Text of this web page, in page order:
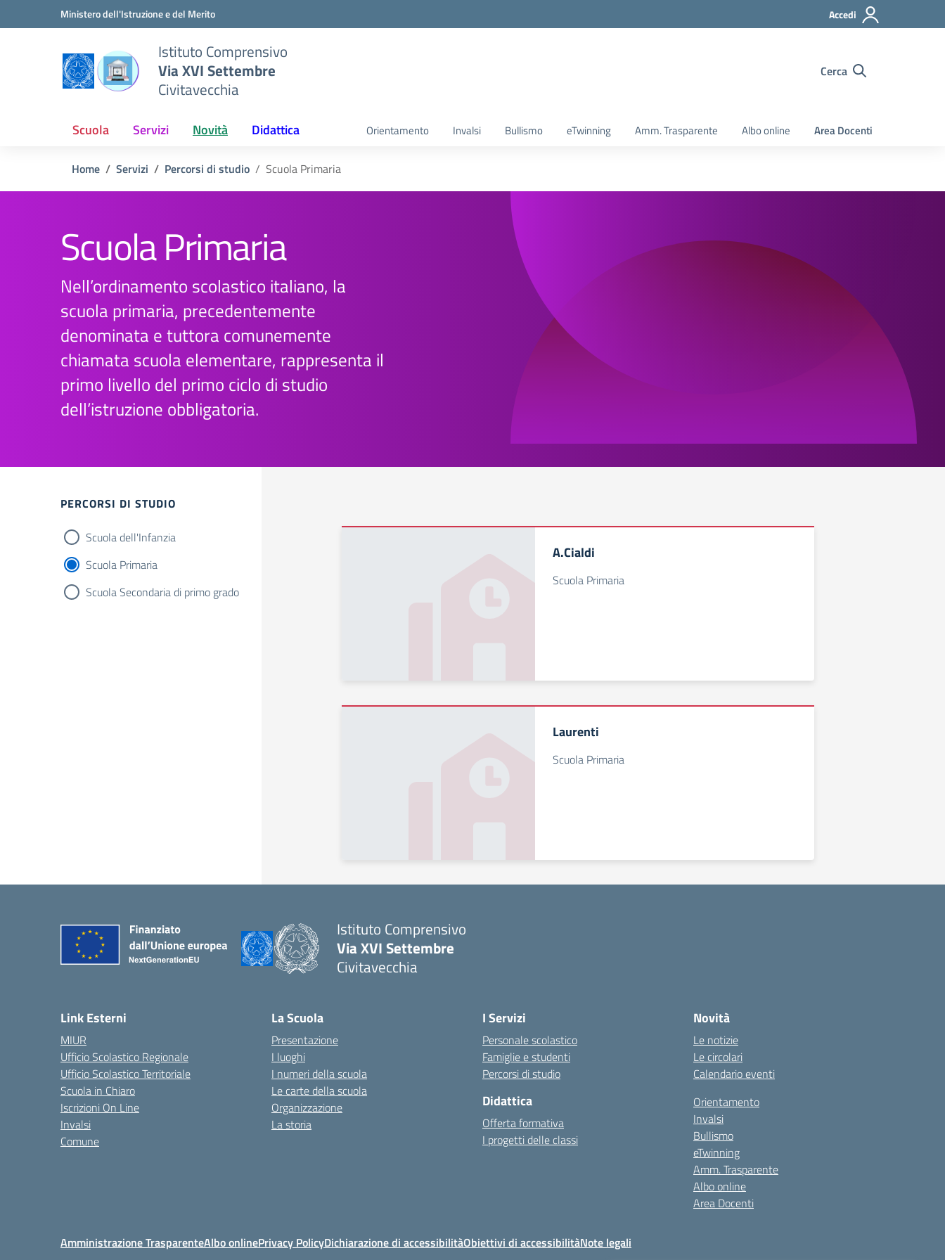
Vai ai contenuti
Vai al menu di navigazioneMinistero dell'Istruzione e del Merito Accedi
Istituto Comprensivo
Via XVI Settembre
Civitavecchia
Cerca
Scuola Servizi Novità Didattica Orientamento Invalsi Bullismo eTwinning Amm. Trasparente Albo online Area Docenti
Home Servizi Percorsi di studio Scuola Primaria
Scuola Primaria
Nell’ordinamento scolastico italiano, la
scuola primaria, precedentemente
denominata e tuttora comunemente
chiamata scuola elementare, rappresenta il
primo livello del primo ciclo di studio
dell’istruzione obbligatoria.
Filtri
PERCORSI DI STUDIO
Scuola dell'Infanzia
Scuola Primaria
Scuola Secondaria di primo grado
A.Cialdi
Scuola Primaria
Laurenti
Scuola Primaria
Istituto Comprensivo
Via XVI Settembre
Civitavecchia
Link Esterni
MIUR
Ufficio Scolastico Regionale
Ufficio Scolastico Territoriale
Scuola in Chiaro
Iscrizioni On Line
Invalsi
Comune
La Scuola
Presentazione
I luoghi
I numeri della scuola
Le carte della scuola
Organizzazione
La storia
I Servizi
Personale scolastico
Famiglie e studenti
Percorsi di studio
Didattica
Offerta formativa
I progetti delle classi
Novità
Le notizie
Le circolari
Calendario eventi
Orientamento
Invalsi
Bullismo
eTwinning
Amm. Trasparente
Albo online
Area Docenti
Amministrazione TrasparenteAlbo onlinePrivacy PolicyDichiarazione di accessibilitàObiettivi di accessibilitàNote legali